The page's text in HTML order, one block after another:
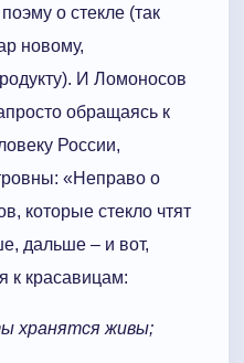
о стекле (так
новому,
И Ломоносов
обращаясь к
России,
«Неправо о
которые стекло чтят
дальше – и вот,
к красавицам:
хранятся живы;